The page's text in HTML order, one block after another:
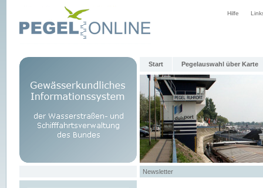
Hilfe
Start Pegelauswahl über Karte
Newsletter